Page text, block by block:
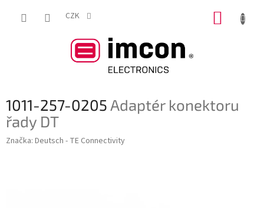
CZK
1011-257-0205Adaptér konektoru
řady DT
Značka: Deutsch - TE Connectivity